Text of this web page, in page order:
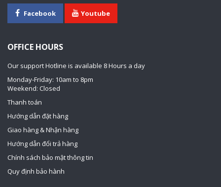
Facebook Youtube
OFFICE HOURS
Our support Hotline is available 8 Hours a day
Monday-Friday: 10am to 8pm
Weekend: Closed
Thanh toán
Hướng dẫn đặt hàng
Giao hàng & Nhận hàng
Hướng dẫn đổi trả hàng
Chính sách bảo mật thông tin
Quy định bảo hành